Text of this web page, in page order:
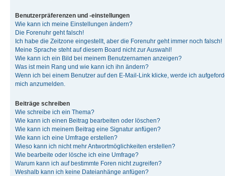
Benutzerpräferenzen und -einstellungen
Wie kann ich meine Einstellungen ändern?
Die Forenuhr geht falsch!
Ich habe die Zeitzone eingestellt, aber die Forenuhr geht immer noch falsch!
Meine Sprache steht auf diesem Board nicht zur Auswahl!
Wie kann ich ein Bild bei meinem Benutzernamen anzeigen?
Was ist mein Rang und wie kann ich ihn ändern?
Wenn ich bei einem Benutzer auf den E-Mail-Link klicke, werde ich
mich anzumelden.
Beiträge schreiben
Wie schreibe ich ein Thema?
Wie kann ich einen Beitrag bearbeiten oder löschen?
Wie kann ich meinem Beitrag eine Signatur anfügen?
Wie kann ich eine Umfrage erstellen?
Wieso kann ich nicht mehr Antwortmöglichkeiten erstellen?
Wie bearbeite oder lösche ich eine Umfrage?
Warum kann ich auf bestimmte Foren nicht zugreifen?
Weshalb kann ich keine Dateianhänge anfügen?